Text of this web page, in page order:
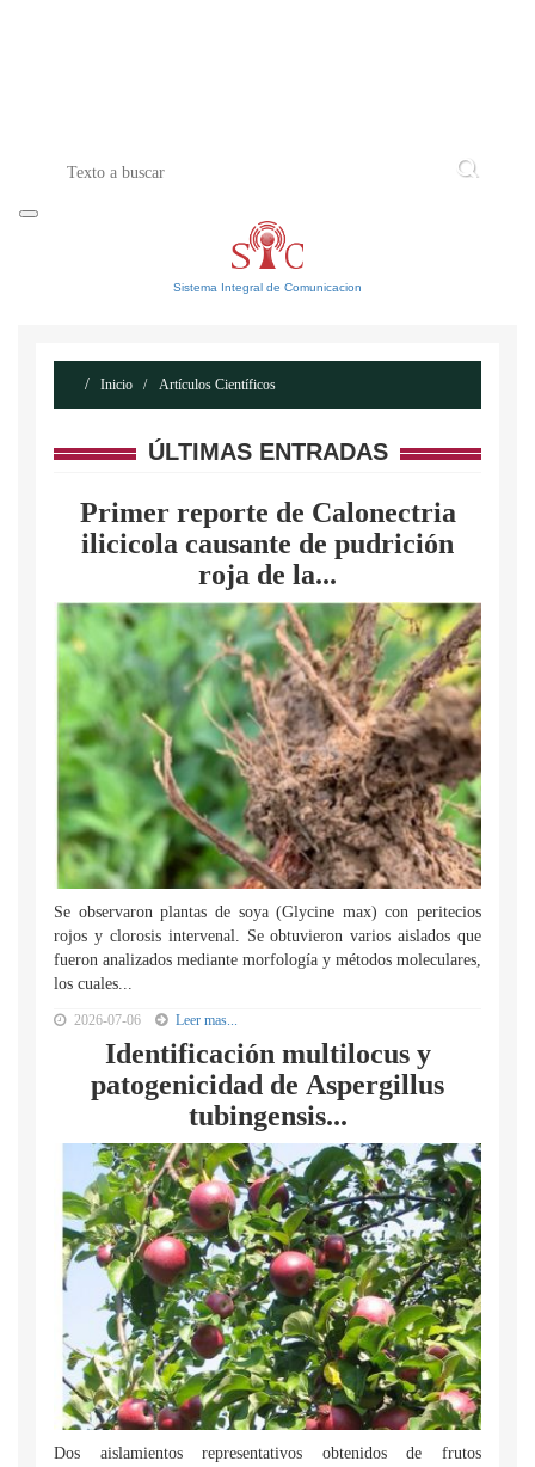
Sistema Integral de Comunicacion
Inicio Artículos Científicos
ÚLTIMAS ENTRADAS
Primer reporte de Calonectria
ilicicola causante de pudrición
roja de la...
Se observaron plantas de soya (Glycine max) con peritecios
rojos y clorosis intervenal. Se obtuvieron varios aislados que
fueron analizados mediante morfología y métodos moleculares,
los cuales...
2026-07-06 Leer mas...
Identificación multilocus y
patogenicidad de Aspergillus
tubingensis...
Dos aislamientos representativos obtenidos de frutos